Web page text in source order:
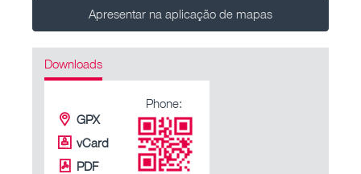
Apresentar na aplicação de mapas
Downloads
GPX
vCard
PDF
Phone: